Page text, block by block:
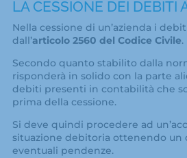
LA CESSIONE DEI DEBITI
Nella cessione di un’azienda i
dall’articolo 2560 del Codice Civile.
Secondo quanto stabilito dalla
risponderà in solido con la parte
debiti presenti in contabilità che
prima della cessione.
Si deve quindi procedere ad
situazione debitoria ottenendo un
eventuali pendenze.